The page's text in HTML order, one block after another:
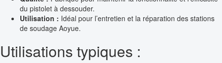
du pistolet à dessouder.
Utilisation : Idéal pour l’entretien et la réparation des stations
de soudage Aoyue.
Utilisations typiques :